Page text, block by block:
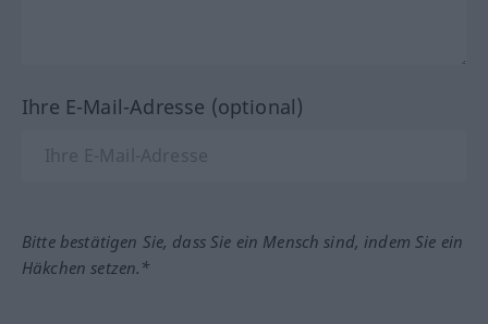
Ihre E-Mail-Adresse (optional)
Bitte bestätigen Sie, dass Sie ein Mensch sind, indem Sie ein
Häkchen setzen.*